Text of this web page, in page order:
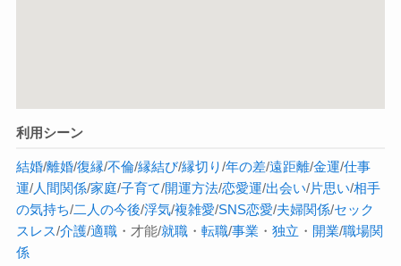
利用シーン
結婚/離婚/復縁/不倫/縁結び/縁切り/年の差/遠距離/金運/仕事
運/人間関係/家庭/子育て/開運方法/恋愛運/出会い/片思い/相手
の気持ち/二人の今後/浮気/複雑愛/SNS恋愛/夫婦関係/セック
スレス/介護/適職・才能/就職・ 転職/事業 ・ 独立 ・ 開業/職場関
係